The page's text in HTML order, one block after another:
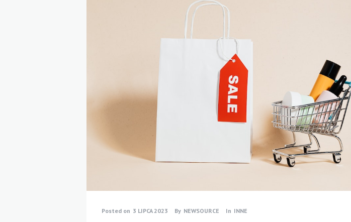
Posted on 3 LIPCA 2023 By NEWSOURCE In INNE